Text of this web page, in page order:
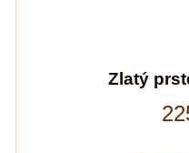
Zlatý